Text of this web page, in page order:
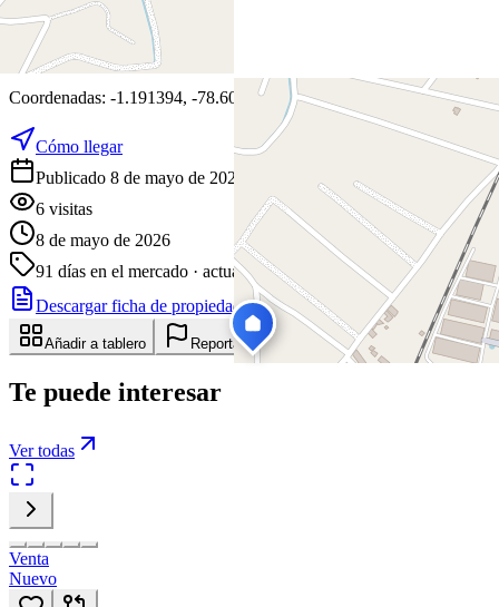
Leaflet |©OpenStreetMap
Coordenadas: -1.191394, -78.601386
Cómo llegar
Publicado 8 de mayo de 2026
6 visitas
8 de mayo de 2026
91 días en el mercado · actualizado hace 0 días
Descargar ficha de propiedad
Compartir
Añadir a tablero Reportar anuncio
Te puede interesar
Ver todas
Venta
Nuevo